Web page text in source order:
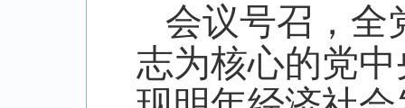
会议号召，全
志为核心的党